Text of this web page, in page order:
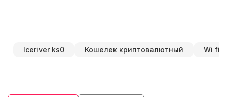
Iceriver ks0 Кошелек криптовалютный Wi fi